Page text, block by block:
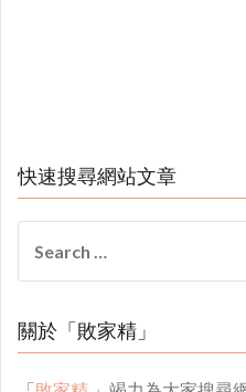
快速搜尋網站文章
for:
關於「敗家精」